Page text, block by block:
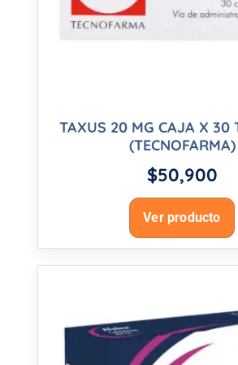
TAXUS 20 MG CAJA X 30
(TECNOFARMA)
$50,900
Ver producto